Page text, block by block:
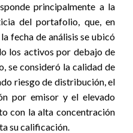
principalmente a la
del portafolio, que, en
fecha de análisis se ubicó
los activos por debajo de
se consideró la calidad de
riesgo de distribución, el
por emisor y el elevado
con la alta concentración
su calificación.